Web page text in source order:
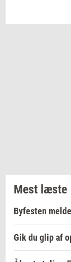
Mest læste
Byfesten
Gik du glip af